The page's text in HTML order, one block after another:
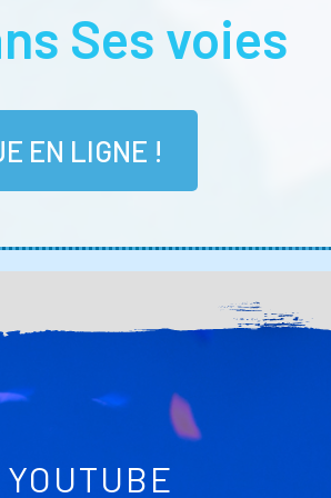
Ses voies
EN LIGNE !